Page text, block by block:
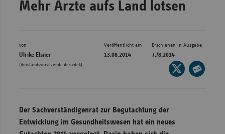
Mehr Ärzte aufs Land lotsen
von
Ulrike Elsner
(Vorstandsvorsitzende des vdek)
Veröffentlicht am
13.08.2014
Erschienen in Ausgabe
7./8.2014
Seite
auf
Der Sachverständigenrat zur Begutachtung der
Entwicklung im Gesundheitswesen hat ein neues